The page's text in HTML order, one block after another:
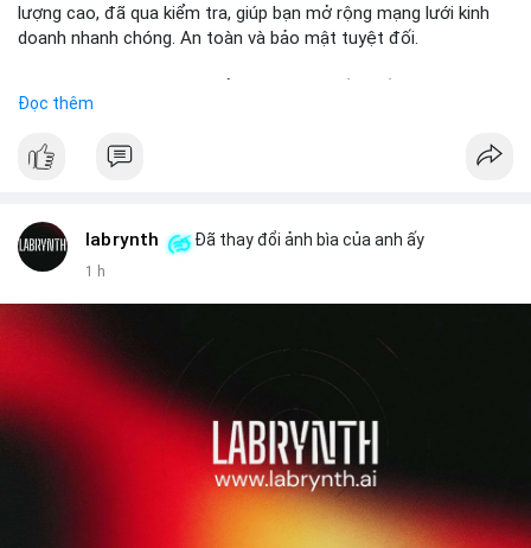
lượng cao, đã qua kiểm tra, giúp bạn mở rộng mạng lưới kinh
doanh nhanh chóng. An toàn và bảo mật tuyệt đối.
✅ Phản hồi trong 24 giờ
✅ Email: localpvashop@gmail.com
Đọc thêm
labrynth Đã thay đổi ảnh bìa của anh ấy
1 h